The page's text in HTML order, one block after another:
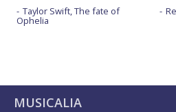
Taylor Swift, The fate of
Ophelia
MUSICALIA